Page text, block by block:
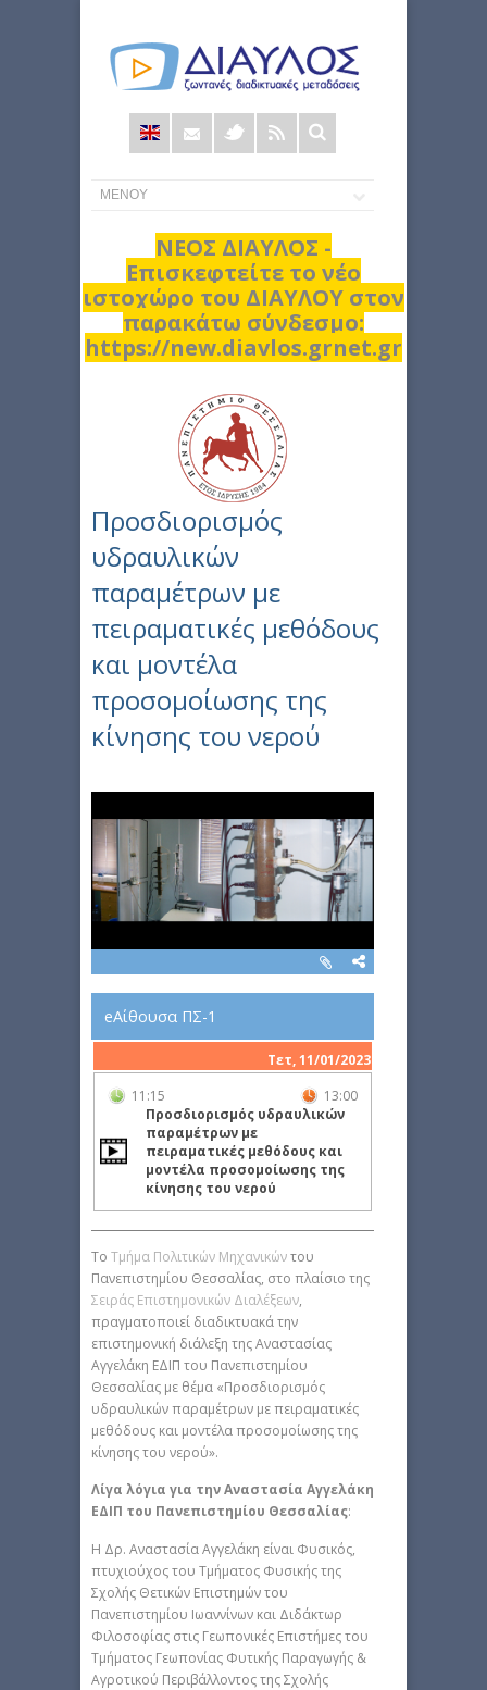
Φόρμα
αναζήτησης
ΝΕΟΣ ΔΙΑΥΛΟΣ -
Επισκεφτείτε το νέο
ιστοχώρο του ΔΙΑΥΛΟΥ στον
παρακάτω σύνδεσμο:
https://new.diavlos.grnet.gr
Προσδιορισμός
υδραυλικών
παραμέτρων με
πειραματικές μεθόδους
και μοντέλα
προσομοίωσης της
κίνησης του νερού
eΑίθουσα ΠΣ-1
Τετ, 11/01/2023
11:15
13:00
Προσδιορισμός υδραυλικών
παραμέτρων με
πειραματικές μεθόδους και
μοντέλα προσομοίωσης της
κίνησης του νερού
Το Τμήμα Πολιτικών Μηχανικώντου
Πανεπιστημίου Θεσσαλίας, στο πλαίσιο της
Σειράς Επιστημονικών Διαλέξεων,
πραγματοποιεί διαδικτυακά την
επιστημονική διάλεξη της Αναστασίας
Αγγελάκη ΕΔΙΠ του Πανεπιστημίου
Θεσσαλίας με θέμα «Προσδιορισμός
υδραυλικών παραμέτρων με πειραματικές
μεθόδους και μοντέλα προσομοίωσης της
κίνησης του νερού».
Λίγα λόγια για την Αναστασία Αγγελάκη
ΕΔΙΠ του Πανεπιστημίου Θεσσαλίας:
Η Δρ. Αναστασία Αγγελάκη είναι Φυσικός,
πτυχιούχος του Τμήματος Φυσικής της
Σχολής Θετικών Επιστημών του
Πανεπιστημίου Ιωαννίνων και Διδάκτωρ
Φιλοσοφίας στις Γεωπονικές Επιστήμες του
Τμήματος Γεωπονίας Φυτικής Παραγωγής &
Αγροτικού Περιβάλλοντος της Σχολής